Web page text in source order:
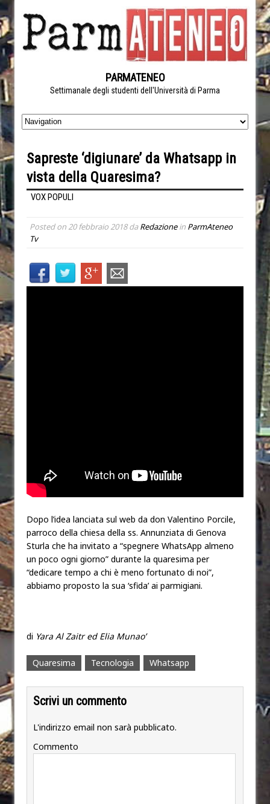
PARMATENEO
Settimanale degli studenti dell'Università di Parma
Sapreste ‘digiunare’ da Whatsapp in
vista della Quaresima?
VOX POPULI
Posted on 20 febbraio 2018daRedazionein ParmAteneo
Tv
Dopo l’idea lanciata sul web da don Valentino Porcile,
parroco della chiesa della ss. Annunziata di Genova
Sturla che ha invitato a “spegnere WhatsApp almeno
un poco ogni giorno” durante la quaresima per
“dedicare tempo a chi è meno fortunato di noi”,
abbiamo proposto la sua ‘sfida’ ai parmigiani.
di Yara Al Zaitr ed Elia Munao’
Quaresima Tecnologia Whatsapp
Scrivi un commento
L'indirizzo email non sarà pubblicato.
Commento